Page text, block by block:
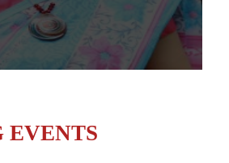
EVENTS